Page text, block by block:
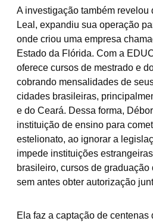
​A investigação também revelou
Leal, expandiu sua operação
onde criou uma empresa
Estado da Flórida. Com a
oferece cursos de mestrado e
cobrando mensalidades de
cidades brasileiras,
e do Ceará. Dessa forma,
instituição de ensino para
estelionato, ao ignorar a
impede instituições
brasileiro, cursos de graduação
sem antes obter autorização
​Ela faz a captação de